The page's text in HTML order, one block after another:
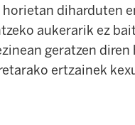
diharduten
aukerarik ez
geratzen
ertzainek